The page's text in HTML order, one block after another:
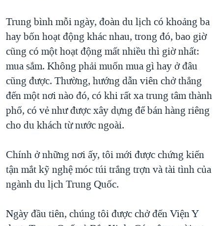
Trung bình mỗi ngày, đoàn du lịch có khoảng ba
hay bốn hoạt động khác nhau, trong đó, bao giờ
cũng có một hoạt động mất nhiều thì giờ nhất:
mua sắm. Không phải muốn mua gì hay ở đâu
cũng được. Thường, hướng dẫn viên chở thẳng
đến một nơi nào đó, có khi rất xa trung tâm thành
phố, có vẻ như được xây dựng để bán hàng riêng
cho du khách từ nước ngoài.
Chính ở những nơi ấy, tôi mới được chứng kiến
tận mắt kỹ nghệ móc túi trắng trợn và tài tình của
ngành du lịch Trung Quốc.
Ngày đầu tiên, chúng tôi được chở đến Viện Y